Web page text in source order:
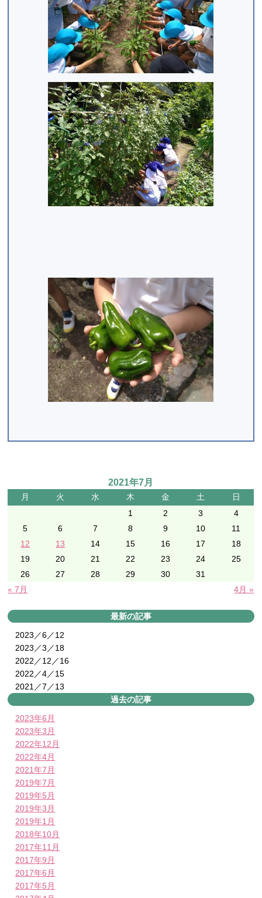
2021年7月
月 火 水 木 金 土 日
« 7月 4月 »
1 2 3
4
5
6 7 8 9 10
11
12
13 14 15 16 17
18
19
20 21 22 23 24
25
26
27 28 29 30 31
最新の記事
2023／6／12
2023／3／18
2022／12／16
2022／4／15
2021／7／13
過去の記事
2023年6月
2023年3月
2022年12月
2022年4月
2021年7月
2019年7月
2019年5月
2019年3月
2019年1月
2018年10月
2017年11月
2017年9月
2017年6月
2017年5月